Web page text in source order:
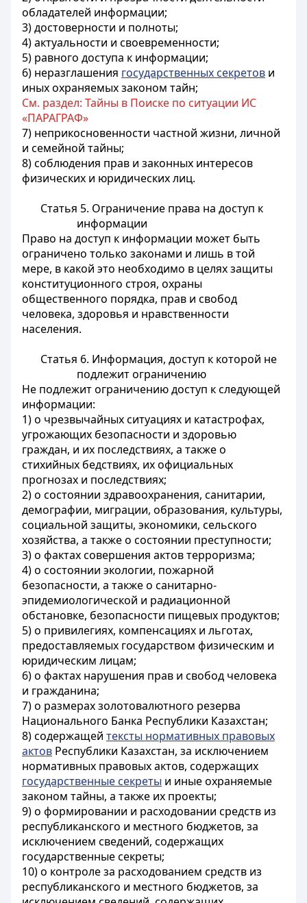
обладателей информации;
3) достоверности и полноты;
4) актуальности и своевременности;
5) равного доступа к информации;
6) неразглашения государственных секретов и
иных охраняемых законом тайн;
См. раздел: Тайны в Поиске по ситуации ИС
«ПАРАГРАФ»
7) неприкосновенности частной жизни, личной
и семейной тайны;
8) соблюдения прав и законных интересов
физических и юридических лиц.
Статья 5. Ограничение права на доступ к
информации
Право на доступ к информации может быть
ограничено только законами и лишь в той
мере, в какой это необходимо в целях защиты
конституционного строя, охраны
общественного порядка, прав и свобод
человека, здоровья и нравственности
населения.
Статья 6. Информация, доступ к которой не
подлежит ограничению
Не подлежит ограничению доступ к следующей
информации:
1) о чрезвычайных ситуациях и катастрофах,
угрожающих безопасности и здоровью
граждан, и их последствиях, а также о
стихийных бедствиях, их официальных
прогнозах и последствиях;
2) о состоянии здравоохранения, санитарии,
демографии, миграции, образования, культуры,
социальной защиты, экономики, сельского
хозяйства, а также о состоянии преступности;
3) о фактах совершения актов терроризма;
4) о состоянии экологии, пожарной
безопасности, а также о санитарно-
эпидемиологической и радиационной
обстановке, безопасности пищевых продуктов;
5) о привилегиях, компенсациях и льготах,
предоставляемых государством физическим и
юридическим лицам;
6) о фактах нарушения прав и свобод человека
и гражданина;
7) о размерах золотовалютного резерва
Национального Банка Республики Казахстан;
8) содержащей тексты нормативных правовых
актов Республики Казахстан, за исключением
нормативных правовых актов, содержащих
государственные секреты и иные охраняемые
законом тайны, а также их проекты;
9) о формировании и расходовании средств из
республиканского и местного бюджетов, за
исключением сведений, содержащих
государственные секреты;
10) о контроле за расходованием средств из
республиканского и местного бюджетов, за